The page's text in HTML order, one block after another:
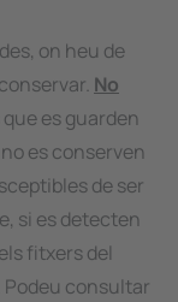
on heu de
No
es guarden
es conserven
de ser
si es detecten
fitxers del
consultar